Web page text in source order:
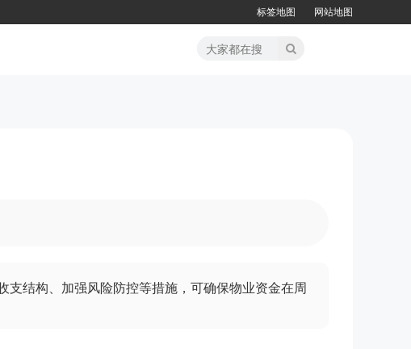
标签地图 网站地图
结构、加强风险防控等措施，可确保物业资金在周